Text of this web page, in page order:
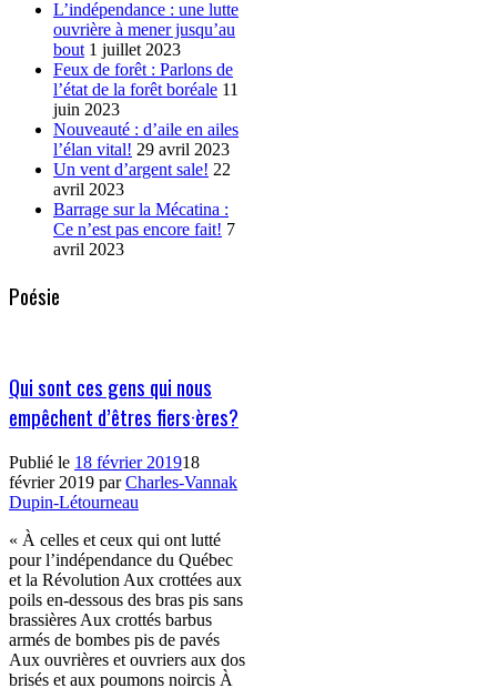
L’indépendance : une lutte
ouvrière à mener jusqu’au
bout 1 juillet 2023
Feux de forêt : Parlons de
l’état de la forêt boréale 11
juin 2023
Nouveauté : d’aile en ailes
l’élan vital! 29 avril 2023
Un vent d’argent sale! 22
avril 2023
Barrage sur la Mécatina :
Ce n’est pas encore fait! 7
avril 2023
Poésie
Qui sont ces gens qui nous
empêchent d’êtres fiers·ères?
Publié le 18 février 201918
février 2019 parCharles-Vannak
Dupin-Létourneau
« À celles et ceux qui ont lutté
pour l’indépendance du Québec
et la Révolution Aux crottées aux
poils en-dessous des bras pis sans
brassières Aux crottés barbus
armés de bombes pis de pavés
Aux ouvrières et ouvriers aux dos
brisés et aux poumons noircis À